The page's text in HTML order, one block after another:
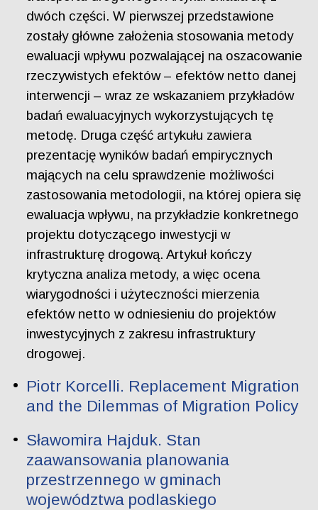
dwóch części. W pierwszej przedstawione
zostały główne założenia stosowania metody
ewaluacji wpływu pozwalającej na oszacowanie
rzeczywistych efektów – efektów netto danej
interwencji – wraz ze wskazaniem przykładów
badań ewaluacyjnych wykorzystujących tę
metodę. Druga część artykułu zawiera
prezentację wyników badań empirycznych
mających na celu sprawdzenie możliwości
zastosowania metodologii, na której opiera się
ewaluacja wpływu, na przykładzie konkretnego
projektu dotyczącego inwestycji w
infrastrukturę drogową. Artykuł kończy
krytyczna analiza metody, a więc ocena
wiarygodności i użyteczności mierzenia
efektów netto w odniesieniu do projektów
inwestycyjnych z zakresu infrastruktury
drogowej.
Piotr Korcelli. Replacement Migration
and the Dilemmas of Migration Policy
Sławomira Hajduk. Stan
zaawansowania planowania
przestrzennego w gminach
województwa podlaskiego